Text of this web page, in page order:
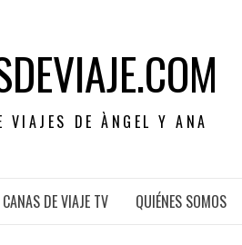
VIAJES DE ÀNGEL Y ANA
CANAS DE VIAJE TV QUIÉNES SOMOS